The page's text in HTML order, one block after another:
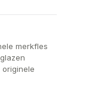
merkfles
originele